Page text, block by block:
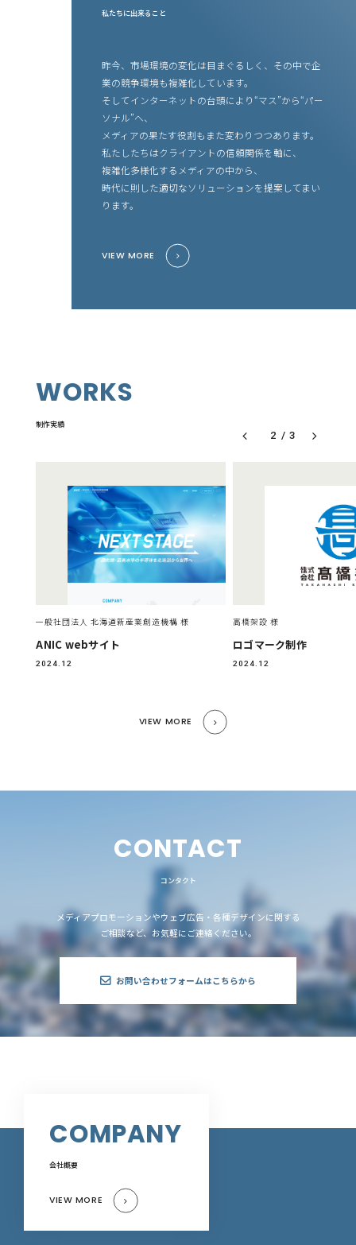
私たちに出来ること
昨今、市場環境の変化は目まぐるしく、その中で企
業の競争環境も複雑化しています。
そしてインターネットの台頭により“マス”から“パー
ソナル”へ、
メディアの果たす役割もまた変わりつつあります。
私たしたちはクライアントの信頼関係を軸に、
複雑化多様化するメディアの中から、
時代に則した適切なソリューションを提案してまい
ります。
VIEW MORE
WORKS
制作実績
2 /3
一般社団法人 北海道新産業創造機構 様
ANIC webサイト
2024.12
高橋架設 様
ロゴマーク制作
2024.12
VIEW MORE
CONTACT
コンタクト
メディアプロモーションやウェブ広告・各種デザインに関する
ご相談など、お気軽にご連絡ください。
お問い合わせフォームはこちらから
COMPANY
会社概要
VIEW MORE